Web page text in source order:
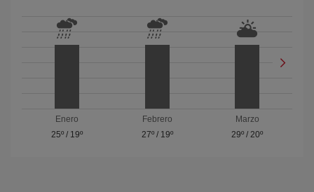
Enero
25º/ 19º
Febrero
27º/ 19º
Marzo
29º /20º